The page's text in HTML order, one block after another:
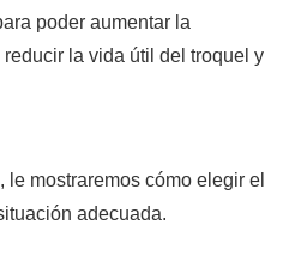
poder aumentar la
la vida útil del troquel y
le mostraremos cómo elegir el
adecuada.